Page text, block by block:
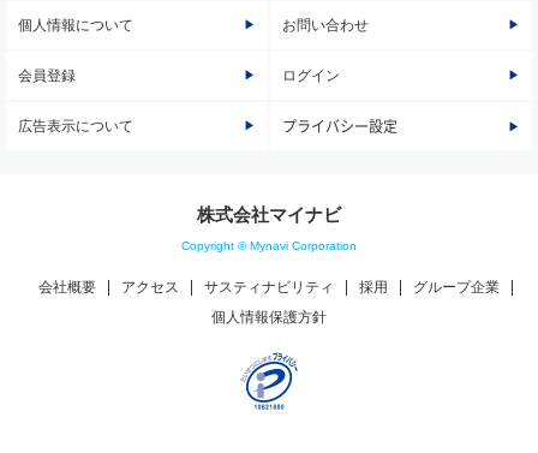
個人情報について お問い合わせ
会員登録 ログイン
広告表示について プライバシー設定
株式会社マイナビ
Copyright © Mynavi Corporation
会社概要 アクセス サスティナビリティ 採用
グループ企業
個人情報保護方針